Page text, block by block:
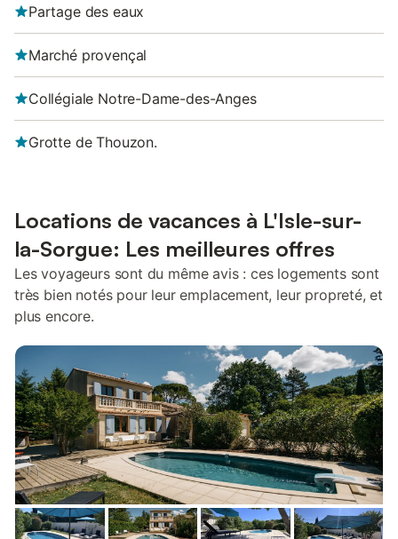
Partage des eaux
Marché provençal
Collégiale Notre-Dame-des-Anges
Grotte de Thouzon.
Locations de vacances à L'Isle-sur-
la-Sorgue: Les meilleures offres
Les voyageurs sont du même avis : ces logements sont
très bien notés pour leur emplacement, leur propreté, et
plus encore.